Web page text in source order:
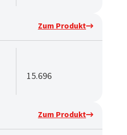
Zum Produkt
15.696
Zum Produkt